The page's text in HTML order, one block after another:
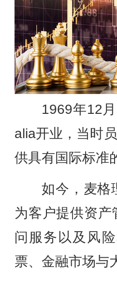
1969年12
alia开业，当时
供具有国际标准
如今，麦格
为客户提供资
问服务以及风
票、金融市场与